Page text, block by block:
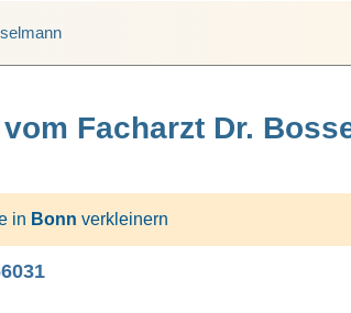
Facharzt Dr.
in Bonn verkleinern